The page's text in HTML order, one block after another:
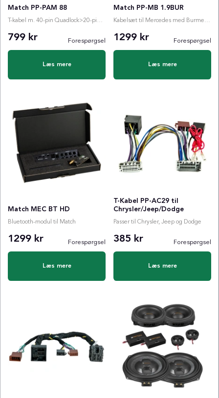
Match PP-PAM 88
T-kabel m. 40-pin Quadlock>20-pin Molex connector
799 kr Forespørgsel
Læs mere
Match PP-MB 1.9BUR
Kabelsæt til Mercedes med Burmester
1299 kr Forespørgsel
Læs mere
Match MEC BT HD
Bluetooth-modul til Match
1299 kr Forespørgsel
Læs mere
T-Kabel PP-AC29 til
Chrysler/Jeep/Dodge
Passer til Chrysler, Jeep og Dodge
385 kr Forespørgsel
Læs mere